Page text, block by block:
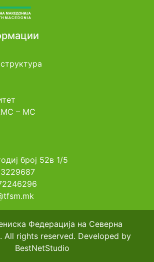
– МС
број 52в 1/5
Федерација на Северна
All rights reserved. Developed by
BestNetStudio